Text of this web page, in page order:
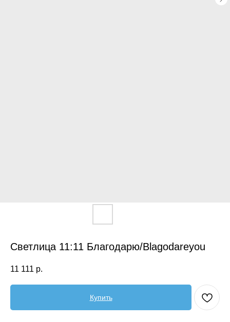
Светлица 11:11 Благодарю/Blagodareyou
11 111 р.
Купить